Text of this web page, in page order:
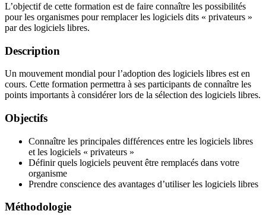
L’objectif de cette formation est de faire connaître les possibilités
pour les organismes pour remplacer les logiciels dits « privateurs »
par des logiciels libres.
Description
Un mouvement mondial pour l’adoption des logiciels libres est en
cours. Cette formation permettra à ses participants de connaître les
points importants à considérer lors de la sélection des logiciels libres.
Objectifs
Connaître les principales différences entre les logiciels libres
et les logiciels « privateurs »
Définir quels logiciels peuvent être remplacés dans votre
organisme
Prendre conscience des avantages d’utiliser les logiciels libres
Méthodologie